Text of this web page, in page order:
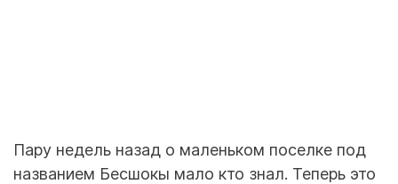
Пару недель назад о маленьком поселке под
названием Бесшокы мало кто знал. Теперь это